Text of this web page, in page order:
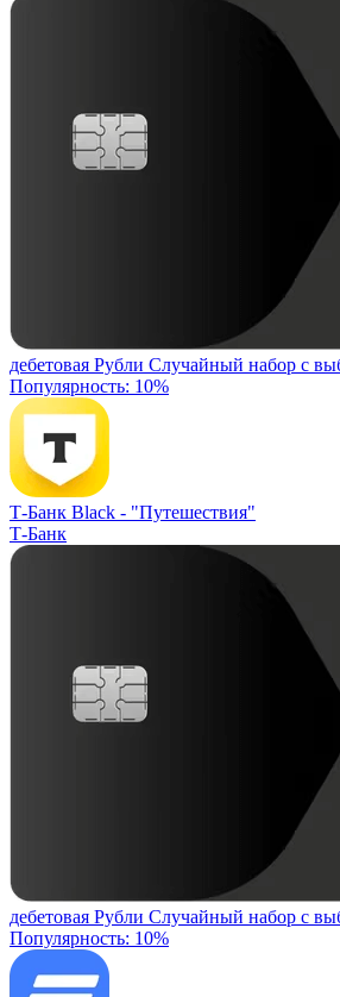
дебетовая Рубли Случайный набор с
Популярность: 10%
Т-Банк Black - "Путешествия"
Т-Банк
дебетовая Рубли Случайный набор с
Популярность: 10%